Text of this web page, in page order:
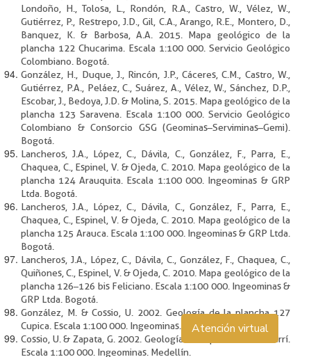
Londoño, H., Tolosa, L., Rondón, R.A., Castro, W., Vélez, W.,
Gutiérrez, P., Restrepo, J.D., Gil, C.A., Arango, R.E., Montero, D.,
Banquez, K. & Barbosa, A.A. 2015. Mapa geológico de la
plancha 122 Chucarima. Escala 1:100 000. Servicio Geológico
Colombiano. Bogotá.
González, H., Duque, J., Rincón, J.P., Cáceres, C.M., Castro, W.,
Gutiérrez, P.A., Peláez, C., Suárez, A., Vélez, W., Sánchez, D.P.,
Escobar, J., Bedoya, J.D. & Molina, S. 2015. Mapa geológico de la
plancha 123 Saravena. Escala 1:100 000. Servicio Geológico
Colombiano & Consorcio GSG (Geominas–Serviminas–Gemi).
Bogotá.
Lancheros, J.A., López, C., Dávila, C., González, F., Parra, E.,
Chaquea, C., Espinel, V. & Ojeda, C. 2010. Mapa geológico de la
plancha 124 Arauquita. Escala 1:100 000. Ingeominas & GRP
Ltda. Bogotá.
Lancheros, J.A., López, C., Dávila, C., González, F., Parra, E.,
Chaquea, C., Espinel, V. & Ojeda, C. 2010. Mapa geológico de la
plancha 125 Arauca. Escala 1:100 000. Ingeominas & GRP Ltda.
Bogotá.
Lancheros, J.A., López, C., Dávila, C., González, F., Chaquea, C.,
Quiñones, C., Espinel, V. & Ojeda, C. 2010. Mapa geológico de la
plancha 126–126 bis Feliciano. Escala 1:100 000. Ingeominas &
GRP Ltda. Bogotá.
González, M. & Cossio, U. 2002. Geología de la plancha 127
Cupica. Escala 1:100 000. Ingeominas. Medellín.
Cossio, U. & Zapata, G. 2002. Geología de la plancha 128 Murrí.
Escala 1:100 000. Ingeominas. Medellín.
Atención virtual